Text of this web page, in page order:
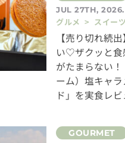
JUL 27TH,
グルメ > スイー
【売り切れ続
い♡ザクッと食
がたまらない
ーム）塩キャ
ド」を実食レビ